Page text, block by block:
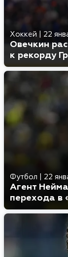
Хоккей 22
Овечкин
к рекорду
Футбол 22
Агент
перехода в